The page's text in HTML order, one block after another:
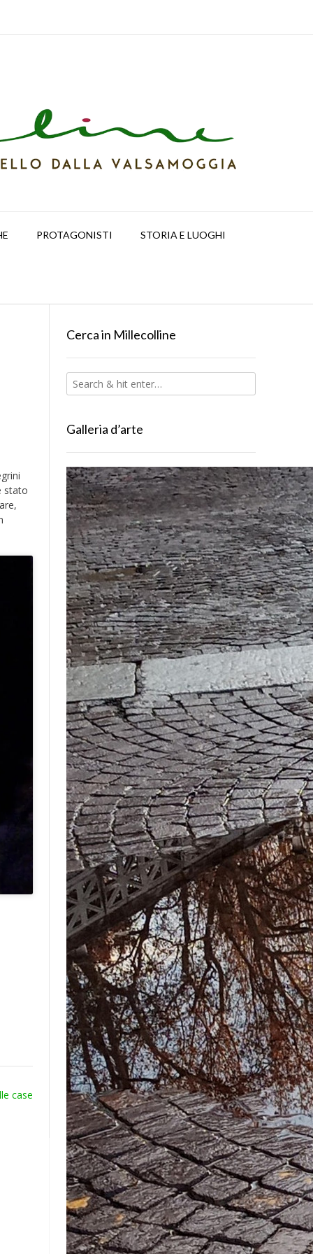
PROTAGONISTI STORIA E LUOGHI
stato
case
Cerca in Millecolline
Galleria d’arte